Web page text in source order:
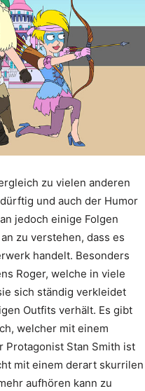
zu vielen anderen
und auch der Humor
jedoch einige Folgen
zu verstehen, dass es
handelt. Besonders
Roger, welche in viele
sich ständig verkleidet
Outfits verhält. Es gibt
welcher mit einem
Protagonist Stan Smith ist
mit einem derart skurrilen
aufhören kann zu